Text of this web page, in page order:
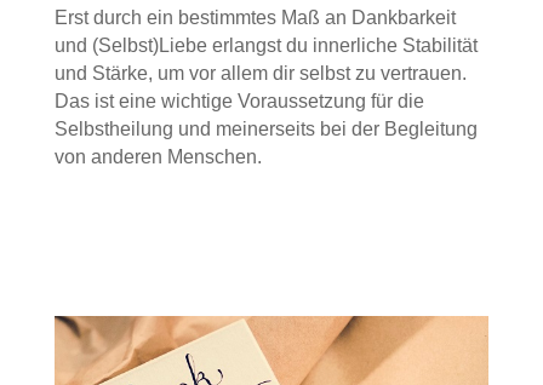
Erst durch ein bestimmtes Maß an Dankbarkeit
und (Selbst)Liebe erlangst du innerliche Stabilität
und Stärke, um vor allem dir selbst zu vertrauen.
Das ist eine wichtige Voraussetzung für die
Selbstheilung und meinerseits bei der Begleitung
von anderen Menschen.